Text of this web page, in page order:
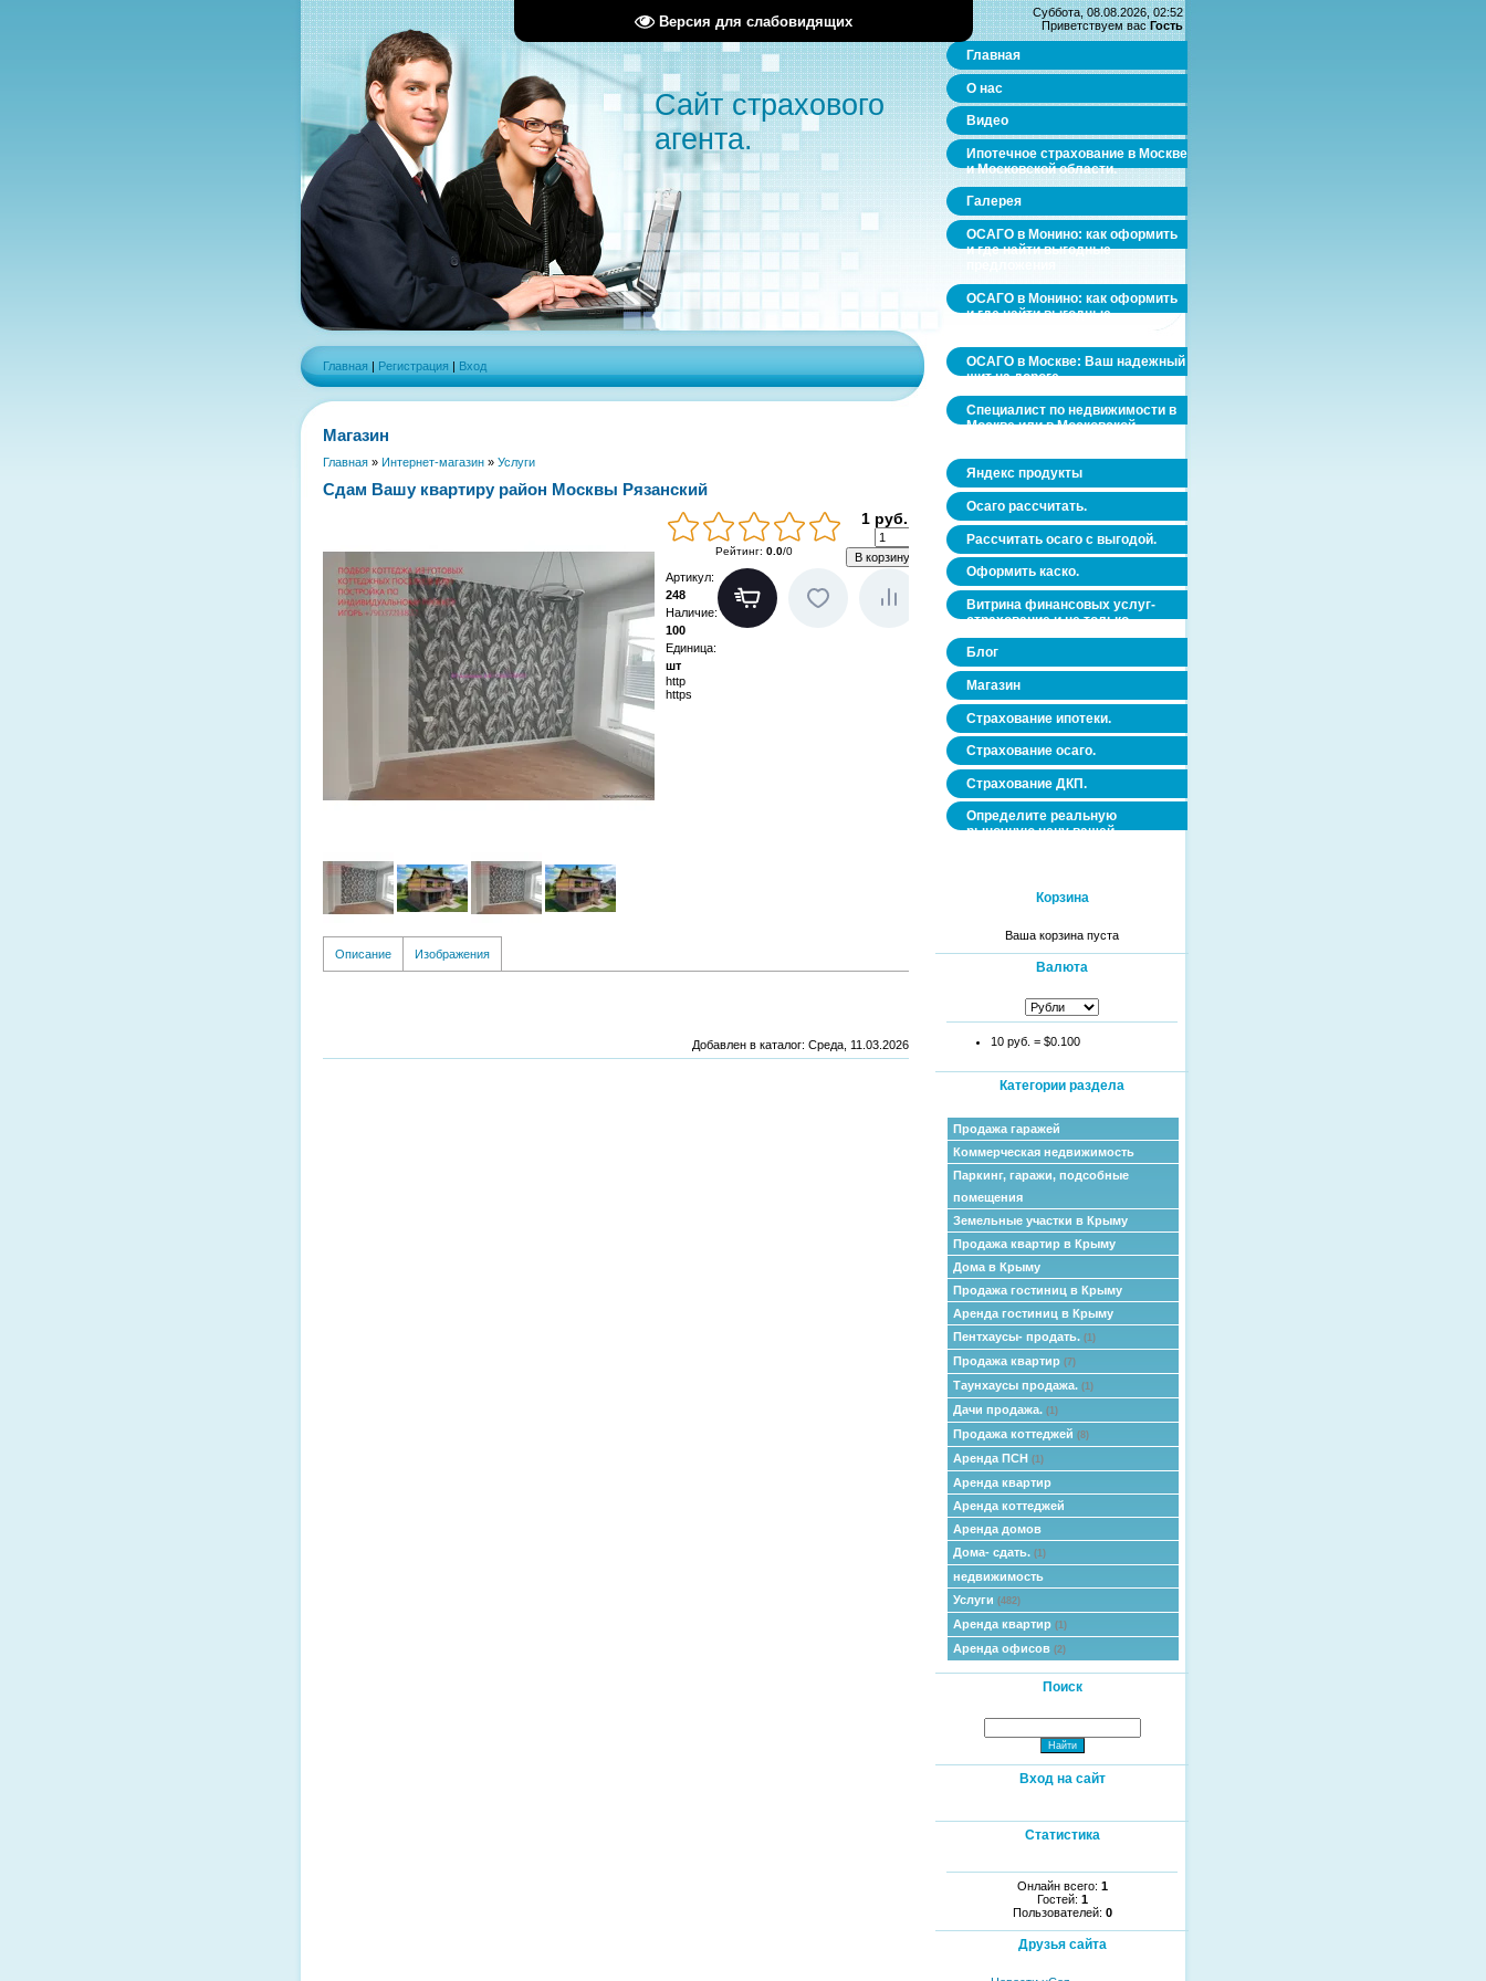
Версия для слабовидящих
Сайт страхового
агента.
Главная | Регистрация | Вход
Магазин
Главная » Интернет-магазин » Услуги
Сдам Вашу квартиру район Москвы Рязанский
Рейтинг: 0.0/0
1 руб.
Артикул:
248
Наличие:
100
Единица:
шт
http
https
Описание Изображения
Добавлен в каталог: Среда, 11.03.2026
Суббота, 08.08.2026, 02:52
Приветствуем вас Гость
Главная
О нас
Видео
Ипотечное страхование в Москве
и Московской области.
Галерея
ОСАГО в Монино: как оформить
и где найти выгодные
ОСАГО в Монино: как оформить
и где найти выгодные
ОСАГО в Москве: Ваш надежный
щит на дороге
Специалист по недвижимости в
Москве или в Московской
Яндекс продукты
Осаго рассчитать.
Рассчитать осаго с выгодой.
Оформить каско.
Витрина финансовых услуг-
страхование и не только.
Блог
Магазин
Страхование ипотеки.
Страхование осаго.
Страхование ДКП.
Определите реальную
рыночную цену вашей
Корзина
Ваша корзина пуста
Валюта
10 руб. = $0.100
Категории раздела
Продажа гаражей
Коммерческая недвижимость
Паркинг, гаражи, подсобные
помещения
Земельные участки в Крыму
Продажа квартир в Крыму
Дома в Крыму
Продажа гостиниц в Крыму
Аренда гостиниц в Крыму
Пентхаусы- продать. (1)
Продажа квартир (7)
Таунхаусы продажа. (1)
Дачи продажа. (1)
Продажа коттеджей (8)
Аренда ПСН (1)
Аренда квартир
Аренда коттеджей
Аренда домов
Дома- сдать. (1)
недвижимость
Услуги (482)
Аренда квартир (1)
Аренда офисов (2)
Поиск
Вход на сайт
Статистика
Онлайн всего: 1
Гостей: 1
Пользователей: 0
Друзья сайта